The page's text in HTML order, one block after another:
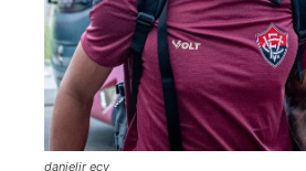
danieljr ecv